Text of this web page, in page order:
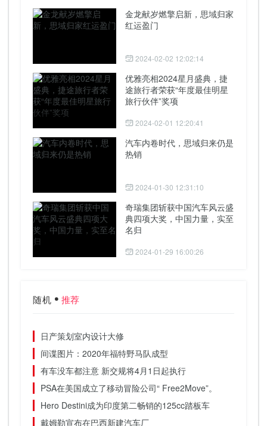
金龙献岁燃擎启新，思域归家
红运盈门
2024-02-02 12:02:14
优雅亮相2024星月盛典，捷
途旅行者荣获“年度最佳明星
旅行伙伴”奖项
2024-02-01 12:20:41
汽车内卷时代，思域归来仍是
热销
2024-01-30 12:31:10
奇瑞集团斩获中国汽车风云盛
典四项大奖，中国力量，实至
名归
2024-01-29 16:00:26
随机 推荐
日产策划室内设计大修
间谍图片：2020年福特野马队成型
有车没车都注意 新交规将4月1日起执行
PSA在美国成立了移动冒险公司“ Free2Move”。
Hero Destini成为印度第二畅销的125cc踏板车
戴姆勒宣布在巴西新建汽车厂